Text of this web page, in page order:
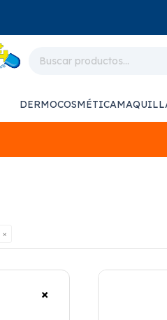
DERMOCOSMÉTICA
store
local_shipping